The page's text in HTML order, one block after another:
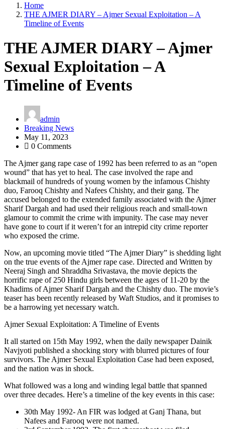
Home
THE AJMER DIARY – Ajmer Sexual Exploitation – A
Timeline of Events
THE AJMER DIARY – Ajmer
Sexual Exploitation – A
Timeline of Events
admin
Breaking News
May 11, 2023
0 Comments
The Ajmer gang rape case of 1992 has been referred to as an “open
wound” that has yet to heal. The case involved the rape and
blackmail of hundreds of young women by the infamous Chishty
duo, Farooq Chishty and Nafees Chishty, and their gang. The
accused belonged to the extended family associated with the Ajmer
Sharif Dargah and had used their religious reach and small-town
glamour to commit the crime with impunity. The case may never
have gone to court if it weren’t for an intrepid city crime reporter
who exposed the crime.
Now, an upcoming movie titled “The Ajmer Diary” is shedding light
on the true events of the Ajmer rape case. Directed and Written by
Neeraj Singh and Shraddha Srivastava, the movie depicts the
horrific rape of 250 Hindu girls between the ages of 11-20 by the
Khadims of Ajmer Sharif Dargah and the Chishty duo. The movie’s
teaser has been recently released by Waft Studios, and it promises to
be a harrowing yet necessary watch.
Ajmer Sexual Exploitation: A Timeline of Events
It all started on 15th May 1992, when the daily newspaper Dainik
Navjyoti published a shocking story with blurred pictures of four
survivors. The Ajmer Sexual Exploitation Case had been exposed,
and the nation was in shock.
What followed was a long and winding legal battle that spanned
over three decades. Here’s a timeline of the key events in this case:
30th May 1992- An FIR was lodged at Ganj Thana, but
Nafees and Farooq were not named.